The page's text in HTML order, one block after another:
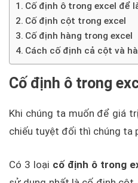
Cố định ô trong excel để
Cố định cột trong excel
Cố định hàng trong excel
Cách cố định cả cột và
Cố định ô trong
Khi chúng ta muốn để giá
chiếu tuyệt đối thì chúng ta
Có 3 loại cố định ô trong